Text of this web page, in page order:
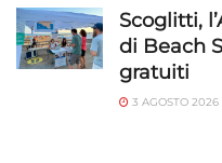
Scoglitti,
di Beach
gratuiti
3 AGOSTO 2026